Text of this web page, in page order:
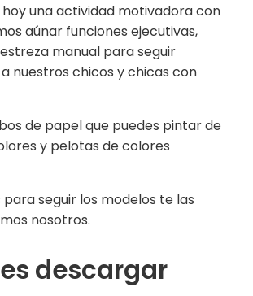
una actividad motivadora con
aúnar funciones ejecutivas,
manual para seguir
nuestros chicos y chicas con
de papel que puedes pintar de
y pelotas de colores
para seguir los modelos te las
nosotros.
descargar